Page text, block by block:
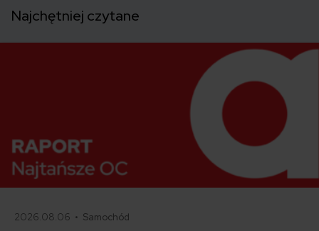
Najchętniej czytane
2026.08.06 • Samochód